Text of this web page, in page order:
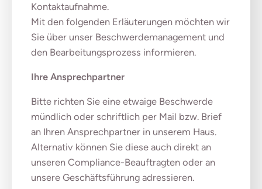
Kontaktaufnahme.
Mit den folgenden Erläuterungen möchten wir
Sie über unser Beschwerdemanagement und
den Bearbeitungsprozess informieren.
Ihre Ansprechpartner
Bitte richten Sie eine etwaige Beschwerde
mündlich oder schriftlich per Mail bzw. Brief
an Ihren Ansprechpartner in unserem Haus.
Alternativ können Sie diese auch direkt an
unseren Compliance-Beauftragten oder an
unsere Geschäftsführung adressieren.